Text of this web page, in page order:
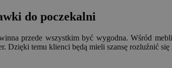
do poczekalni
przede wszystkim być wygodna. Wśród
Dzięki temu klienci będą mieli szansę rozluźnić